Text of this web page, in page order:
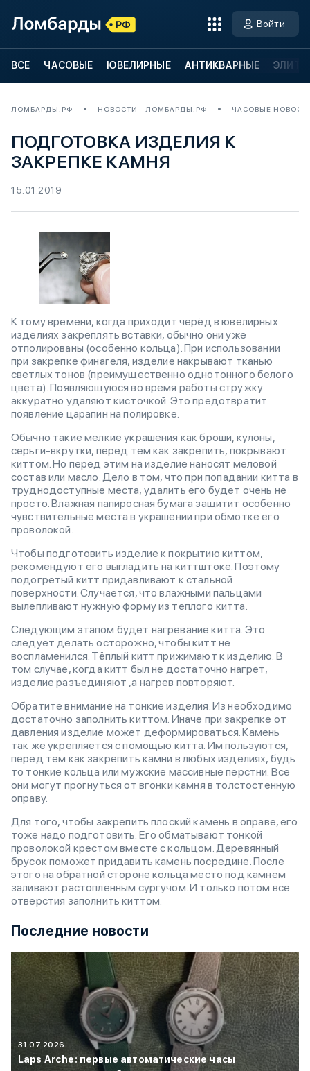
Войти
ВСЕ ЧАСОВЫЕ ЮВЕЛИРНЫЕ АНТИКВАРНЫЕ
ЛОМБАРДЫ.РФ НОВОСТИ - ЛОМБАРДЫ.РФ ЧАСОВЫЕ
ПОДГОТОВКА ИЗДЕЛИЯ К
ЗАКРЕПКЕ КАМНЯ
15.01.2019
К тому времени, когда приходит черёд в ювелирных
изделиях закреплять вставки, обычно они уже
отполированы (особенно кольца). При использовании
при закрепке финагеля, изделие накрывают тканью
светлых тонов (преимущественно однотонного белого
цвета). Появляющуюся во время работы стружку
аккуратно удаляют кисточкой. Это предотвратит
появление царапин на полировке.
Обычно такие мелкие украшения как броши, кулоны,
серьги-вкрутки, перед тем как закрепить, покрывают
киттом. Но перед этим на изделие наносят меловой
состав или масло. Дело в том, что при попадании китта в
труднодоступные места, удалить его будет очень не
просто. Влажная папиросная бумага защитит особенно
чувствительные места в украшении при обмотке его
проволокой.
Чтобы подготовить изделие к покрытию киттом,
рекомендуют его выгладить на киттштоке. Поэтому
подогретый китт придавливают к стальной
поверхности. Случается, что влажными пальцами
вылепливают нужную форму из теплого китта.
Следующим этапом будет нагревание китта. Это
следует делать осторожно, чтобы китт не
воспламенился. Тёплый китт прижимают к изделию. В
том случае, когда китт был не достаточно нагрет,
изделие разъединяют ,а нагрев повторяют.
Обратите внимание на тонкие изделия. Из необходимо
достаточно заполнить киттом. Иначе при закрепке от
давления изделие может деформироваться. Камень
так же укрепляется с помощью китта. Им пользуются,
перед тем как закрепить камни в любых изделиях, будь
то тонкие кольца или мужские массивные перстни. Все
они могут прогнуться от вгонки камня в толстостенную
оправу.
Для того, чтобы закрепить плоский камень в оправе, его
тоже надо подготовить. Его обматывают тонкой
проволокой крестом вместе с кольцом. Деревянный
брусок поможет придавить камень посредине. После
этого на обратной стороне кольца место под камнем
заливают растопленным сургучом. И только потом все
отверстия заполнить киттом.
Последние новости
31.07.2026
Laps Arche: первые автоматические часы